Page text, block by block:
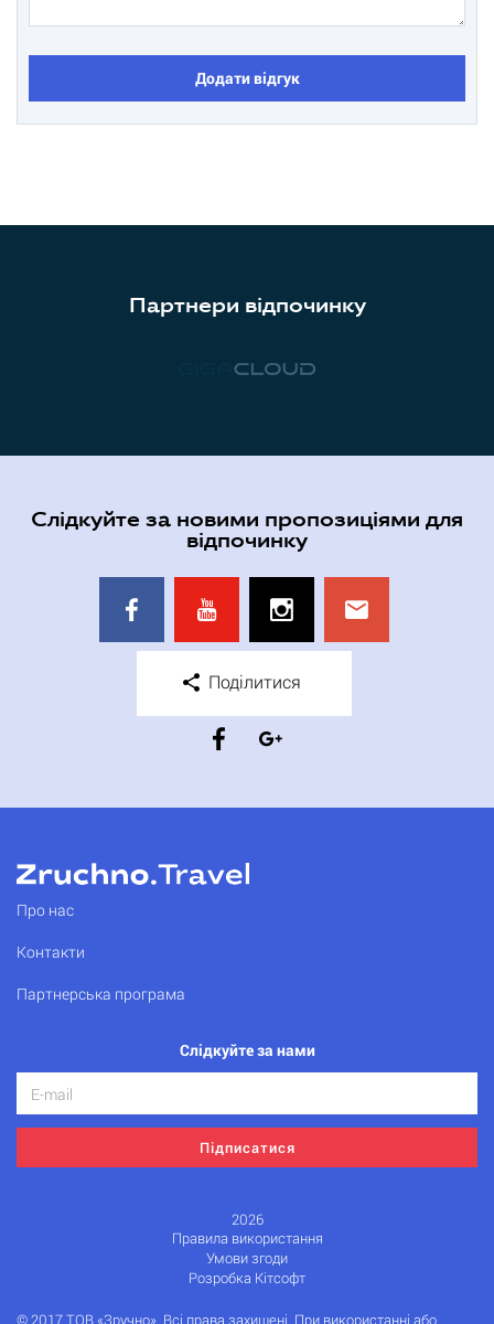
Додати відгук
Партнери відпочинку
Слідкуйте за новими пропозиціями для
відпочинку
Поділитися
Про нас
Контакти
Партнерська програма
Слідкуйте за нами
Підписатися
2026
Правила використання
Умови згоди
Розробка Кітсофт
© 2017 ТОВ «Зручно». Всі права захищені. При використанні або